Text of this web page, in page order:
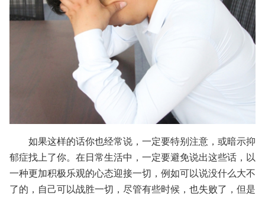
如果这样的话你也经常说，一定要特别注意，或暗示抑
郁症找上了你。在日常生活中，一定要避免说出这些话，以
一种更加积极乐观的心态迎接一切，例如可以说没什么大不
了的，自己可以战胜一切，尽管有些时候，也失败了，但是